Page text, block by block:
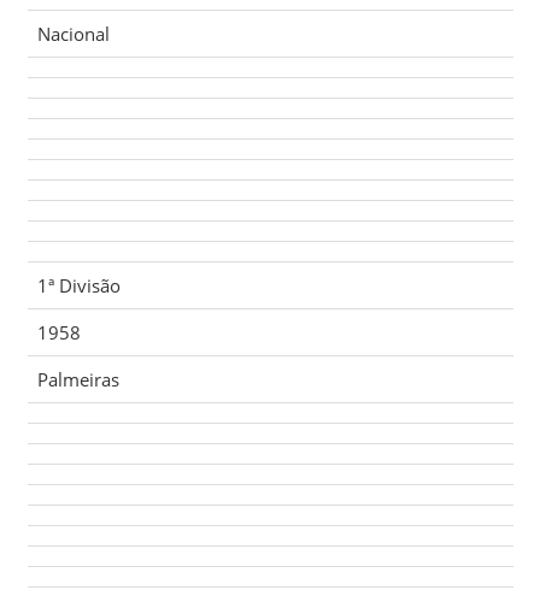
Nacional
1ª Divisão
1958
Palmeiras